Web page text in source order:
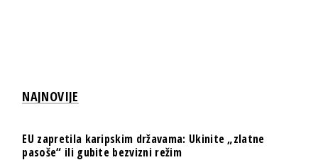
NAJNOVIJE
EU zapretila karipskim državama: Ukinite „zlatne
pasoše“ ili gubite bezvizni režim